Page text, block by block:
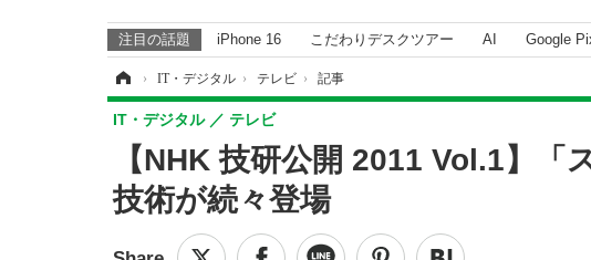
注目の話題 iPhone 16 こだわりデスクツアー AI Google
› IT・デジタル › テレビ › 記事
【NHK 技研公開 2011 Vol.1】
技術が続々登場
IT・デジタル テレビ